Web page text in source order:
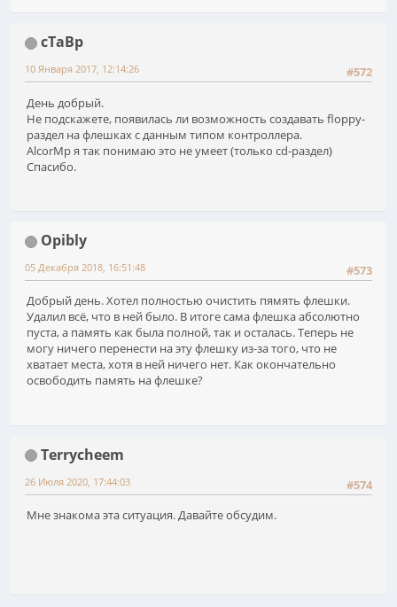
cTaBp
#572
10 Января 2017, 12:14:26
День добрый.
Не подскажете, появилась ли возможность создавать floppy-
раздел на флешках с данным типом контроллера.
AlcorMp я так понимаю это не умеет (только cd-раздел)
Спасибо.
Opibly
#573
05 Декабря 2018, 16:51:48
Добрый день. Хотел полностью очистить пямять флешки.
Удалил всё, что в ней было. В итоге сама флешка абсолютно
пуста, а память как была полной, так и осталась. Теперь не
могу ничего перенести на эту флешку из-за того, что не
хватает места, хотя в ней ничего нет. Как окончательно
освободить память на флешке?
Terrycheem
#574
26 Июля 2020, 17:44:03
Мне знакома эта ситуация. Давайте обсудим.